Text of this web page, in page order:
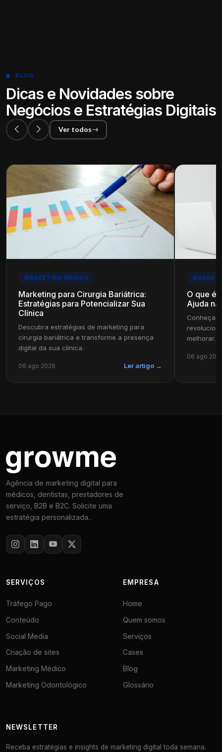
BLOG
Dicas e Novidades sobre
Negócios e Estratégias Digitais
Ver todos
MARKETING MÉDICO
Marketing para Cirurgia Bariátrica:
Estratégias para Potencializar Sua
Clínica
Descubra estratégias de marketing para
cirurgia bariátrica e transforme a presença
digital da sua clínica.
06 ago 2026 Ler artigo →
O que é
Ajuda
Conheça
melhorar...
06 ago
Agência de marketing digital para
médicos, dentistas, prestadores de
serviço, B2B e B2C. Solicite uma
estratégia personalizada..
SERVIÇOS
Tráfego Pago
Conteúdo
Social Media
Criação de sites
Marketing Médico
Marketing Odontológico
EMPRESA
Home
Quem somos
Serviços
Cases
Blog
Glossário
NEWSLETTER
Receba estratégias e insights de marketing digital toda semana.